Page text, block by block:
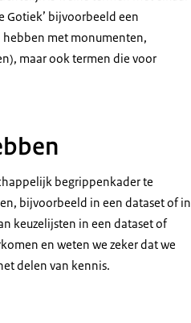
Gotiek’ bijvoorbeeld een
hebben met monumenten,
maar ook termen die voor
begrippenkader te
bijvoorbeeld in een dataset of in
keuzelijsten in een dataset of
en weten we zeker dat we
delen van kennis.